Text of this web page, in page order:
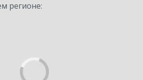
регионе: